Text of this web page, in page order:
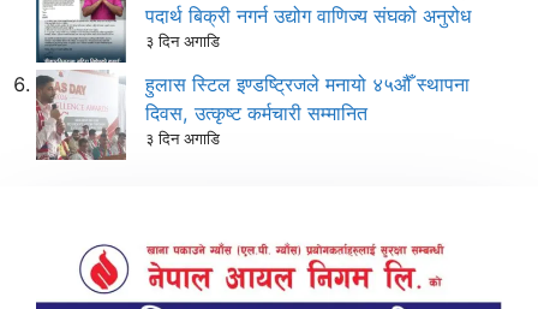
पदार्थ बिक्री नगर्न उद्योग वाणिज्य संघको अनुरोध
३ दिन अगाडि
हुलास स्टिल इण्डष्ट्रिजले मनायो ४५औँ स्थापना
दिवस, उत्कृष्ट कर्मचारी सम्मानित
३ दिन अगाडि